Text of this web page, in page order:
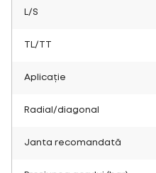
L/S
TL/TT
Aplicație
Radial/diagonal
Janta recomandată